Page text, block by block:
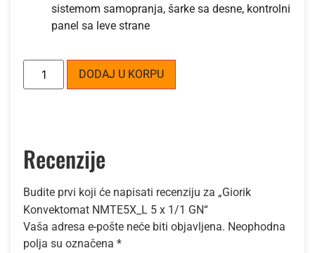
sistemom samopranja, šarke sa desne, kontrolni
panel sa leve strane
DODAJ U KORPU
Recenzije
Budite prvi koji će napisati recenziju za „Giorik
Konvektomat NMTE5X_L 5 x 1/1 GN“
Vaša adresa e-pošte neće biti objavljena. Neophodna
polja su označena *